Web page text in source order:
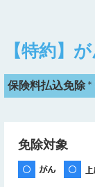
【特約】
保険料払込免除
免除対象